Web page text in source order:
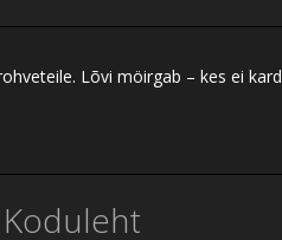
Lõvi möirgab – kes ei
Koduleht